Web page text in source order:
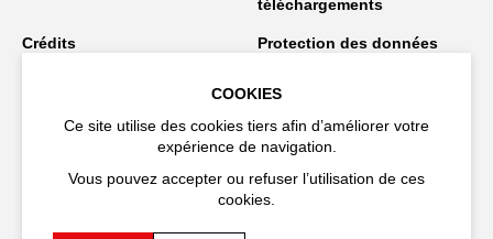
téléchargements
Crédits
Protection des données
Restez connecté
COOKIES
Ce site utilise des cookies tiers afin d’améliorer votre
expérience de navigation.
Vous pouvez accepter ou refuser l’utilisation de ces
cookies.